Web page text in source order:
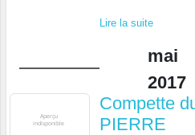
Lire la suite
mai
2017
Compette
PIERRE